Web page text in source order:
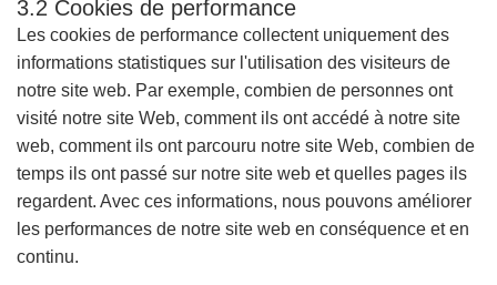
3.2 Cookies de performance
Les cookies de performance collectent uniquement des
informations statistiques sur l'utilisation des visiteurs de
notre site web. Par exemple, combien de personnes ont
visité notre site Web, comment ils ont accédé à notre site
web, comment ils ont parcouru notre site Web, combien de
temps ils ont passé sur notre site web et quelles pages ils
regardent. Avec ces informations, nous pouvons améliorer
les performances de notre site web en conséquence et en
continu.